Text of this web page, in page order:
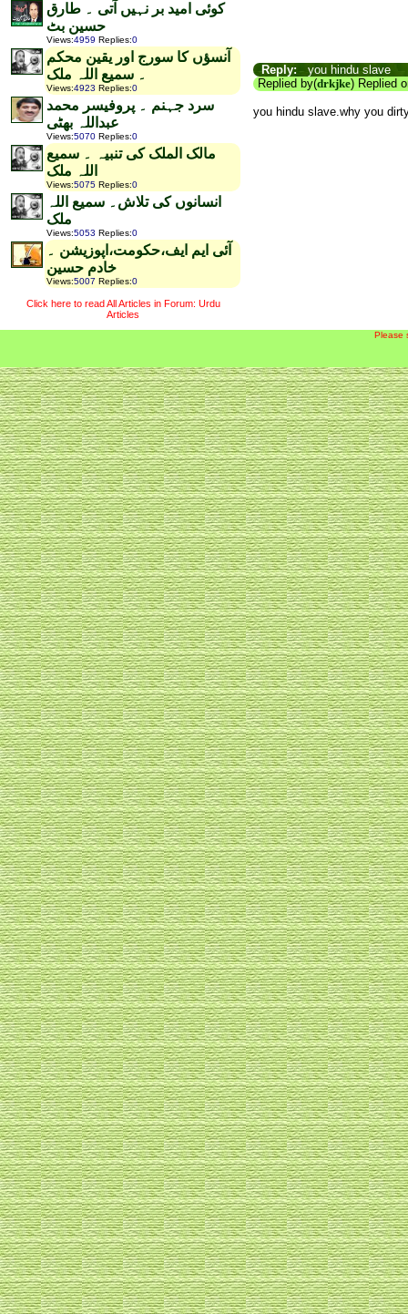
کوئی امید بر نہیں آتی ۔ طارق
حسین بٹ
Views:4959 Replies:0
آنسؤں کا سورج اور یقین محکم
۔ سمیع اللہ ملک
Views:4923 Replies:0
سرد جہنم ۔ پروفیسر محمد
عبداللہ بھٹی
Views:5070 Replies:0
مالک الملک کی تنبیہ ۔ سمیع
اللہ ملک
Views:5075 Replies:0
انسانوں کی تلاش۔ سمیع اللہ
ملک
Views:5053 Replies:0
آئی ایم ایف،حکومت،اپوزیشن ۔
خادم حسین
Views:5007 Replies:0
Click here to read All Articles in Forum: Urdu
Articles
Reply: you hindu slave
Replied by(drkjke) Replied
you hindu slave.why you
Please